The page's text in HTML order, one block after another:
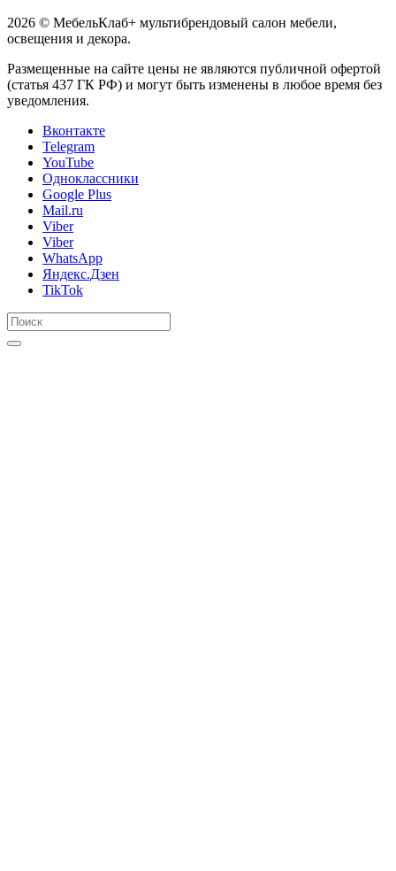
2026 © МебельКлаб+ мультибрендовый салон мебели,
освещения и декора.
Размещенные на сайте цены не являются публичной офертой
(статья 437 ГК РФ) и могут быть изменены в любое время без
уведомления.
Вконтакте
Telegram
YouTube
Одноклассники
Google Plus
Mail.ru
Viber
Viber
WhatsApp
Яндекс.Дзен
TikTok